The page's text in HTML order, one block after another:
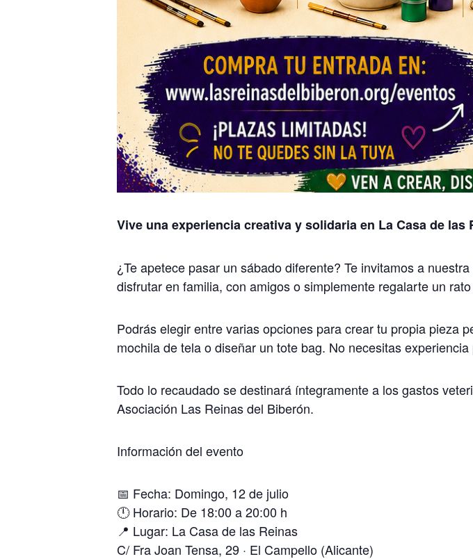
Vive una experiencia creativa y solidaria en La Casa de las
¿Te apetece pasar un sábado diferente? Te invitamos a
disfrutar en familia, con amigos o simplemente regalarte un
Podrás elegir entre varias opciones para crear tu propia pieza
mochila de tela o diseñar un tote bag. No necesitas
Todo lo recaudado se destinará íntegramente a los gastos
Asociación Las Reinas del Biberón.
Información del evento
📅 Fecha: Domingo, 12 de julio
🕛 Horario: De 18:00 a 20:00 h
📍 Lugar: La Casa de las Reinas
C/ Fra Joan Tensa, 29 · El Campello (Alicante)